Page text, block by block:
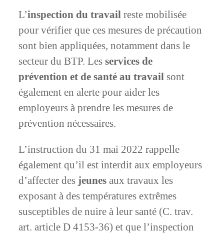
L’inspection du travail reste mobilisée
pour vérifier que ces mesures de précaution
sont bien appliquées, notamment dans le
secteur du BTP. Lesservices de
prévention et de santé au travail sont
également en alerte pour aider les
employeurs à prendre les mesures de
prévention nécessaires.
L’instruction du 31 mai 2022 rappelle
également qu’il est interdit aux employeurs
d’affecter des jeunes aux travaux les
exposant à des températures extrêmes
susceptibles de nuire à leur santé (C. trav.
art. article D 4153-36) et que l’inspection